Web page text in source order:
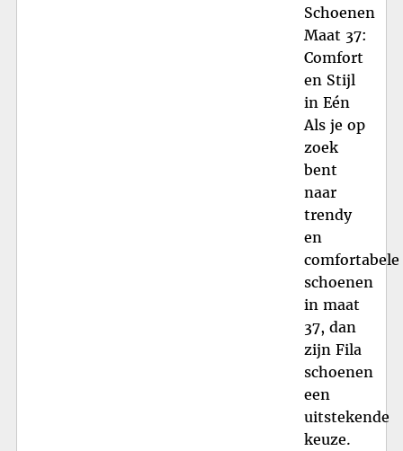
Schoenen
Maat 37:
Comfort
en Stijl
in Eén
Als je op
zoek
bent
naar
trendy
en
comfortabele
schoenen
in maat
37, dan
zijn Fila
schoenen
een
uitstekende
keuze.